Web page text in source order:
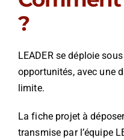
?
LEADER se déploie
opportunités, avec une
limite.
La fiche projet à
transmise par l’équipe